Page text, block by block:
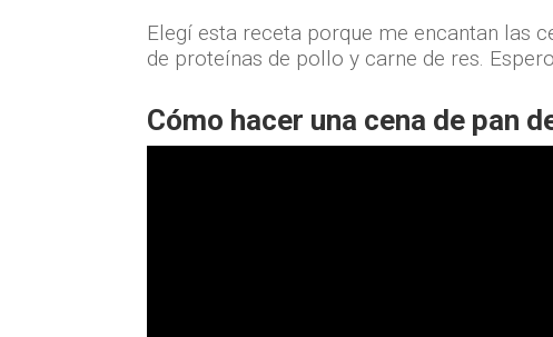
Elegí esta receta porque me encantan las
de proteínas de pollo y carne de res.
Cómo hacer una cena de pan